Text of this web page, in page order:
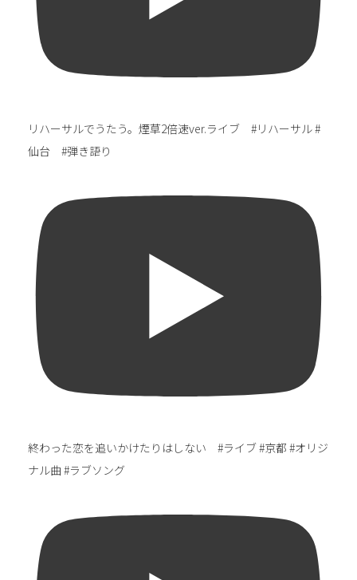
リハーサルでうたう。煙草2倍速ver.ライブ #リハーサル #
仙台 #弾き語り
終わった恋を追いかけたりはしない #ライブ #京都 #オリジ
ナル曲 #ラブソング